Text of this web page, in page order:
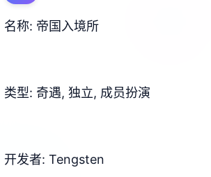
名称: 帝国入境所
类型: 奇遇, 独立, 成员扮演
开发者: Tengsten